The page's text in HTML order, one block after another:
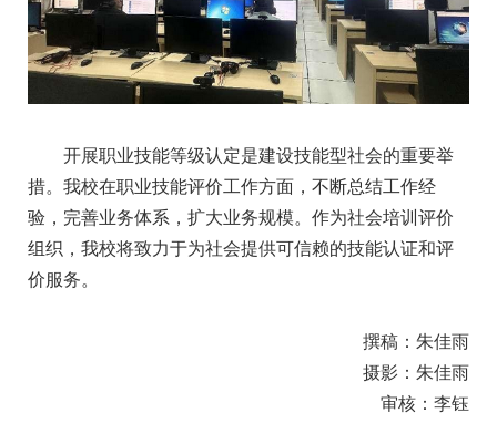
开展职业技能等级认定是建设技能型社会的重要举
措。我校在职业技能评价工作方面，不断总结工作经
验，完善业务体系，扩大业务规模。作为社会培训评价
组织，我校将致力于为社会提供可信赖的技能认证和评
价服务。
撰稿：朱佳雨
摄影：朱佳雨
审核：李钰